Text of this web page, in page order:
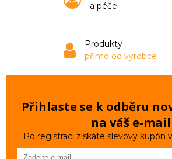
a péče
Produkty
přímo od výrobce
Přihlaste se k odběru
na váš e‑mail
Po registraci získáte slevový kupón